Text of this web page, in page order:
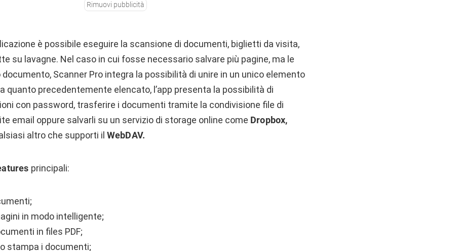
Rimuovi pubblicità
è possibile eseguire la scansione di documenti, biglietti da visita,
su lavagne. Nel caso in cui fosse necessario salvare più pagine, ma le
Scanner Pro integra la possibilità di unire in un unico elemento
quanto precedentemente elencato, l’app presenta la possibilità di
con password, trasferire i documenti tramite la condivisione file di
email oppure salvarli su un servizio di storage online come Dropbox,
altro che supporti il WebDAV.
principali:
in modo intelligente;
in files PDF;
stampa i documenti;